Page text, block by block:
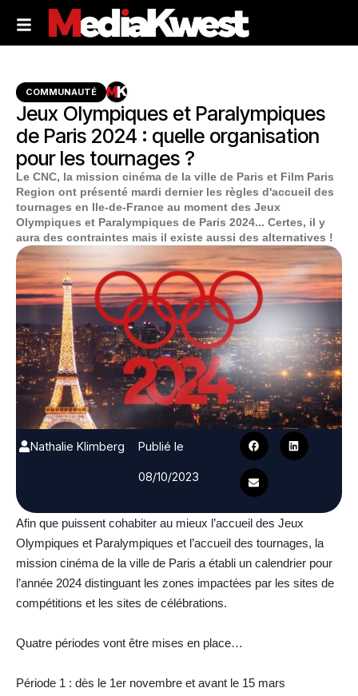
COMMUNAUTÉ
Jeux Olympiques et Paralympiques
de Paris 2024 : quelle organisation
pour les tournages ?
Le CNC, la mission cinéma de la ville de Paris et Film Paris
Region ont présenté mardi dernier les règles d'accueil des
tournages en Ile-de-France au moment des Jeux
Olympiques et Paralympiques de Paris 2024... Certes, il y
aura des contraintes mais il existe aussi des alternatives !
Nathalie Klimberg
Publié le
08/10/2023
Afin que puissent cohabiter au mieux l’accueil des Jeux
Olympiques et Paralympiques et l’accueil des tournages, la
mission cinéma de la ville de Paris a établi un calendrier pour
l’année 2024 distinguant les zones impactées par les sites de
compétitions et les sites de célébrations.
Quatre périodes vont être mises en place…
Période 1 : dès le 1er novembre et avant le 15 mars